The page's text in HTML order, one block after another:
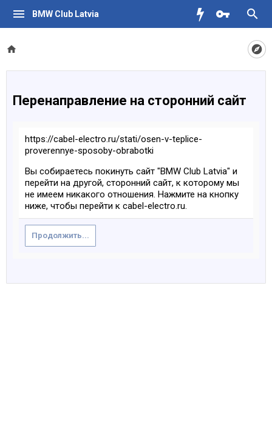
BMW Club Latvia
Перенаправление на сторонний сайт
https://cabel-electro.ru/stati/osen-v-teplice-
proverennye-sposoby-obrabotki
Вы собираетесь покинуть сайт "BMW Club Latvia" и
перейти на другой, сторонний сайт, к которому мы
не имеем никакого отношения. Нажмите на кнопку
ниже, чтобы перейти к cabel-electro.ru.
Продолжить...